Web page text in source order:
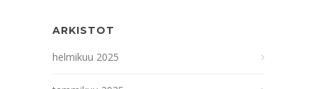
ARKISTOT
helmikuu 2025